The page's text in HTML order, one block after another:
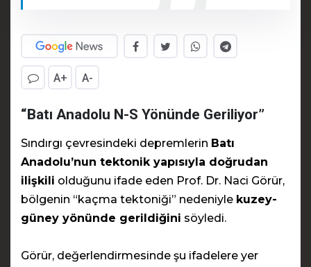
A+ A-
“Batı Anadolu N-S Yönünde Geriliyor”
Sındırgı çevresindeki depremlerin Batı
Anadolu’nun tektonik yapısıyla doğrudan
ilişkili olduğunu ifade eden Prof. Dr. Naci Görür,
bölgenin “kaçma tektoniği” nedeniyle kuzey-
güney yönünde gerildiğini söyledi.
Görür, değerlendirmesinde şu ifadelere yer